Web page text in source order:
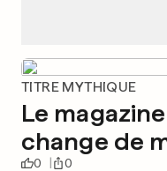
TITRE MYTHIQUE
Le
change de
0 0